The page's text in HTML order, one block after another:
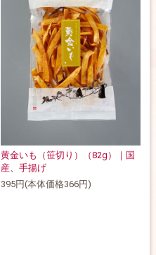
黄金いも（笹切り）（82g）｜国
産、手揚げ
395円(本体価格366円)